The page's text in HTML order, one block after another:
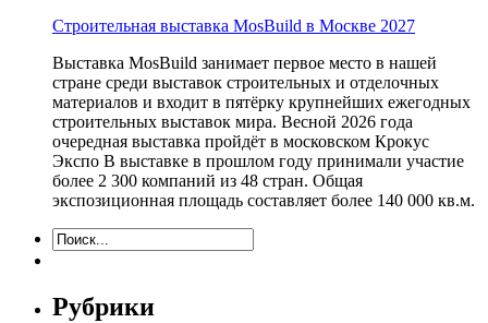
Строительная выставка MosBuild в Москве 2027
Выставка MosBuild занимает первое место в нашей
стране среди выставок строительных и отделочных
материалов и входит в пятёрку крупнейших ежегодных
строительных выставок мира. Весной 2026 года
очередная выставка пройдёт в московском Крокус
Экспо В выставке в прошлом году принимали участие
более 2 300 компаний из 48 стран. Общая
экспозиционная площадь составляет более 140 000 кв.м.
Рубрики